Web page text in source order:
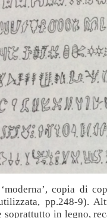
‘moderna’, copia di
pp.248-9).
soprattutto in legno,